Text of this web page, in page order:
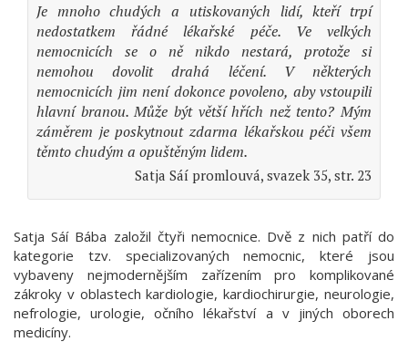
Je mnoho chudých a utiskovaných lidí, kteří trpí
nedostatkem řádné lékařské péče. Ve velkých
nemocnicích se o ně nikdo nestará, protože si
nemohou dovolit drahá léčení. V některých
nemocnicích jim není dokonce povoleno, aby vstoupili
hlavní branou. Může být větší hřích než tento? Mým
záměrem je poskytnout zdarma lékařskou péči všem
těmto chudým a opuštěným lidem.
Satja Sáí promlouvá, svazek 35, str. 23
Satja Sáí Bába založil čtyři nemocnice. Dvě z nich patří do
kategorie tzv. specializovaných nemocnic, které jsou
vybaveny nejmodernějším zařízením pro komplikované
zákroky v oblastech kardiologie, kardiochirurgie, neurologie,
nefrologie, urologie, očního lékařství a v jiných oborech
medicíny.